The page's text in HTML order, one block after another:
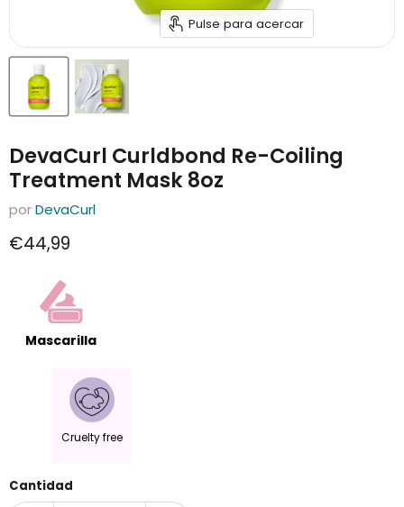
Pulse para acercar
DevaCurl Curldbond Re-Coiling
Treatment Mask 8oz
porDevaCurl
Precio actual
€44,99
Mascarilla
Cruelty free
Cantidad